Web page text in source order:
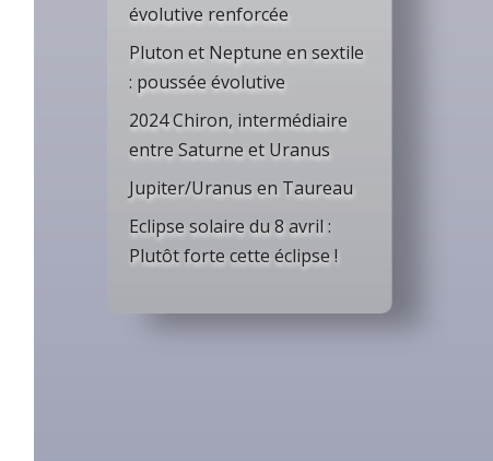
évolutive renforcée
Pluton et Neptune en sextile
: poussée évolutive
2024 Chiron, intermédiaire
entre Saturne et Uranus
Jupiter/Uranus en Taureau
Eclipse solaire du 8 avril :
Plutôt forte cette éclipse !